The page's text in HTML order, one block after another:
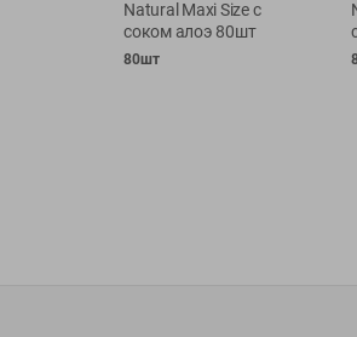
Natural Maxi Size с
соком алоэ 80шт
80шт